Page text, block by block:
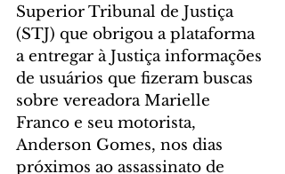
Superior Tribunal de Justiça
(STJ) que obrigou a plataforma
a entregar à Justiça informações
de usuários que fizeram buscas
sobre vereadora Marielle
Franco e seu motorista,
Anderson Gomes, nos dias
próximos ao assassinato de